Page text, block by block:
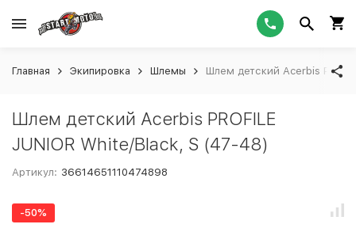
Главная Экипировка Шлемы Шлем детский Acerbis
Шлем детский Acerbis PROFILE
JUNIOR White/Black, S (47-48)
Артикул: 36614651110474898
-50%